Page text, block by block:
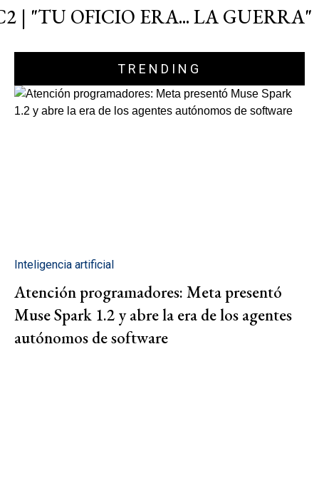
| "TU OFICIO ERA... LA GUERRA"
TRENDING
Inteligencia artificial
Atención programadores: Meta presentó
Muse Spark 1.2 y abre la era de los agentes
autónomos de software